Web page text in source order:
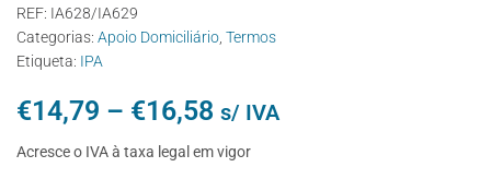
REF: IA628/IA629
Categorias: Apoio Domiciliário Termos
Etiqueta: IPA
€14,79 – €16,58 s/ IVA
Acresce o IVA à taxa legal em vigor